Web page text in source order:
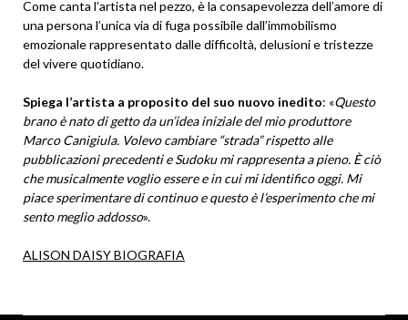
Come canta l’artista nel pezzo, è la consapevolezza dell’amore di
una persona l’unica via di fuga possibile dall’immobilismo
emozionale rappresentato dalle difficoltà, delusioni e tristezze
del vivere quotidiano.
Spiega l’artista a proposito del suo nuovo inedito: «Questo
brano è nato di getto da un’idea iniziale del mio produttore
Marco Canigiula. Volevo cambiare “strada” rispetto alle
pubblicazioni precedenti e Sudoku mi rappresenta a pieno. È ciò
che musicalmente voglio essere e in cui mi identifico oggi. Mi
piace sperimentare di continuo e questo è l’esperimento che mi
sento meglio addosso».
ALISON DAISY BIOGRAFIA